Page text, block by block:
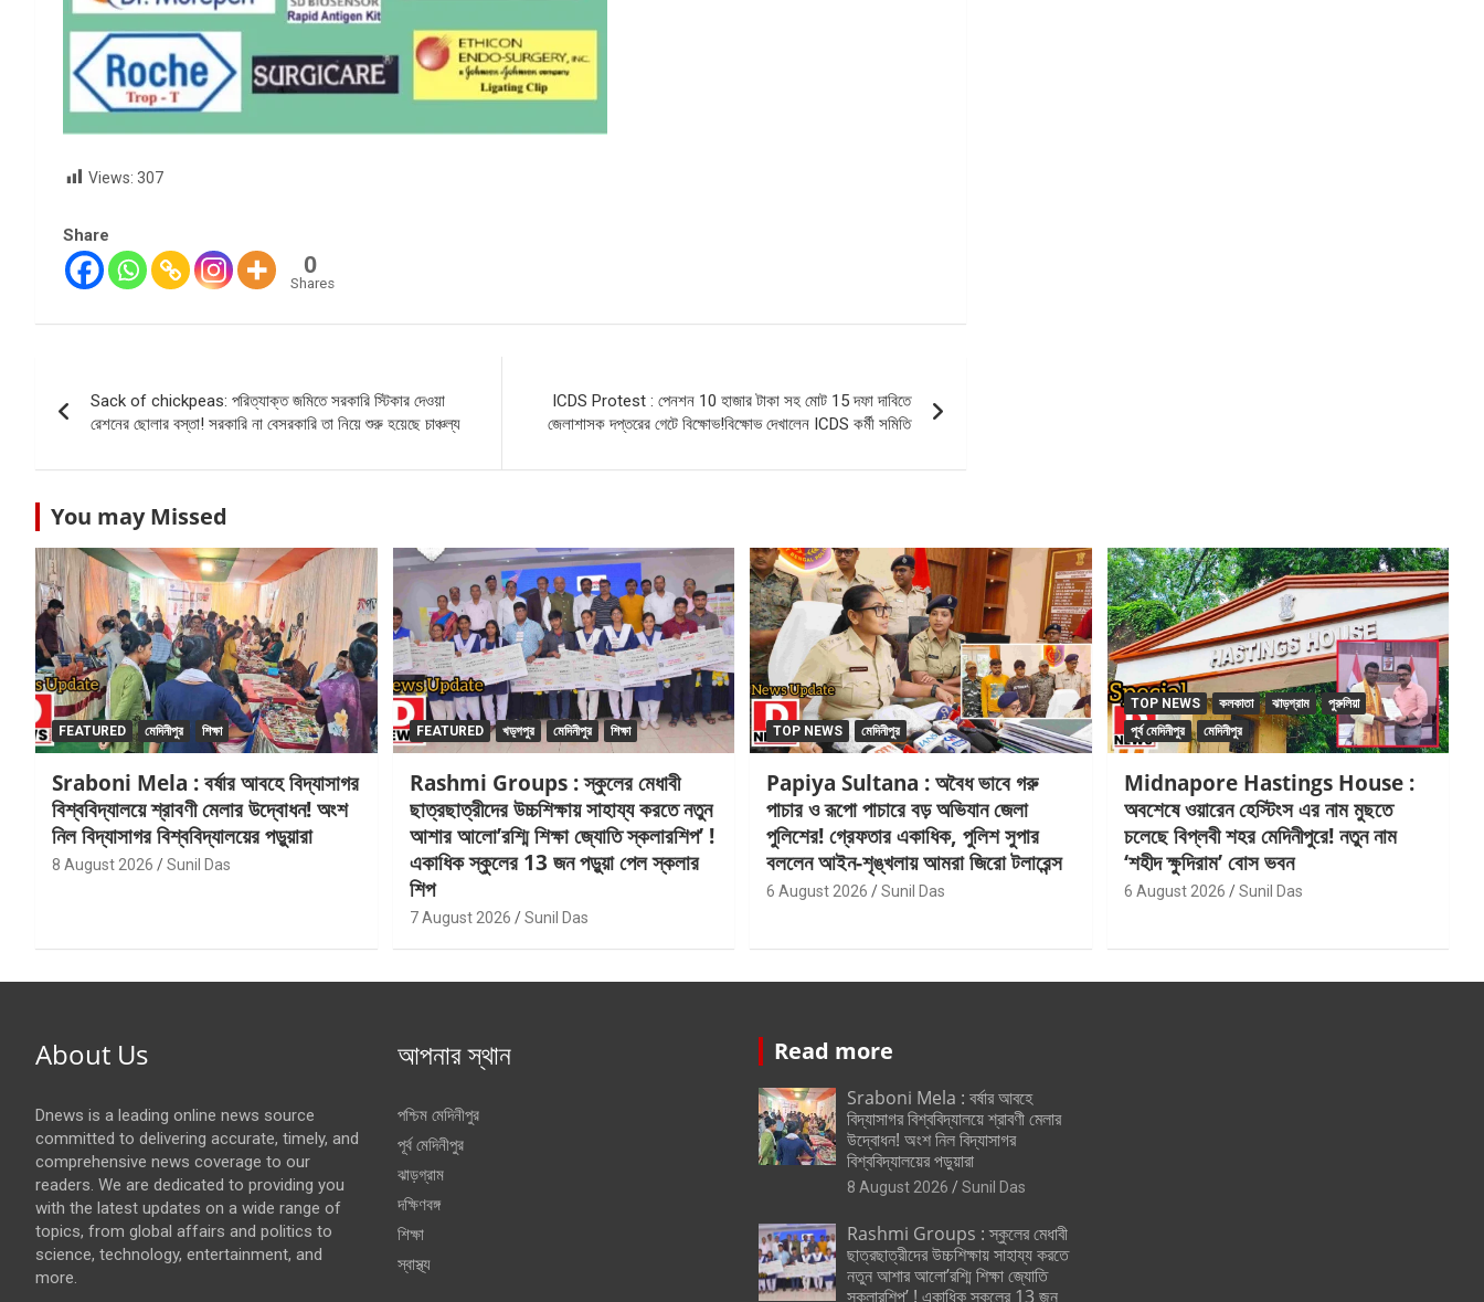
Views: 307
Share
0
Shares
navigation
Sack of chickpeas: পরিত্যাক্ত জমিতে সরকারি স্টিকার দেওয়া
রেশনের ছোলার বস্তা! সরকারি না বেসরকারি তা নিয়ে শুরু হয়েছে চাঞ্চল্য
ICDS Protest : পেনশন 10 হাজার টাকা সহ মোট 15 দফা দাবিতে
জেলাশাসক দপ্তরের গেটে বিক্ষোভ!বিক্ষোভ দেখালেন ICDS কর্মী সমিতি
You may Missed
FEATURED মেদিনীপুর শিক্ষা
Sraboni Mela : বর্ষার আবহে বিদ্যাসাগর
বিশ্ববিদ্যালয়ে শ্রাবণী মেলার উদ্বোধন! অংশ
নিল বিদ্যাসাগর বিশ্ববিদ্যালয়ের পড়ুয়ারা
8 August 2026 Sunil Das
FEATURED খড়্গপুর মেদিনীপুর শিক্ষা
Rashmi Groups : স্কুলের মেধাবী
ছাত্রছাত্রীদের উচ্চশিক্ষায় সাহায্য করতে নতুন
আশার আলো’রশ্মি শিক্ষা জ্যোতি স্কলারশিপ’ !
একাধিক স্কুলের 13 জন পড়ুয়া পেল স্কলার
শিপ
7 August 2026 Sunil Das
TOP NEWS মেদিনীপুর
Papiya Sultana : অবৈধ ভাবে গরু
পাচার ও রূপো পাচারে বড় অভিযান জেলা
পুলিশের! গ্রেফতার একাধিক, পুলিশ সুপার
বললেন আইন-শৃঙ্খলায় আমরা জিরো টলারেন্স
6 August 2026 Sunil Das
TOP NEWS কলকাতা ঝাড়গ্রাম
পুরুলিয়া
পূর্ব মেদিনীপুর
মেদিনীপুর
Midnapore Hastings House :
অবশেষে ওয়ারেন হেস্টিংস এর নাম মুছতে
চলেছে বিপ্লবী শহর মেদিনীপুরে! নতুন নাম
‘শহীদ ক্ষুদিরাম’ বোস ভবন
6 August 2026 Sunil Das
About Us
Dnews is a leading online news source
committed to delivering accurate, timely, and
comprehensive news coverage to our
readers. We are dedicated to providing you
with the latest updates on a wide range of
topics, from global affairs and politics to
science, technology, entertainment, and
more.
আপনার স্থান
পশ্চিম মেদিনীপুর
পূর্ব মেদিনীপুর
ঝাড়গ্রাম
দক্ষিণবঙ্গ
শিক্ষা
স্বাস্থ্য
Read more
Sraboni Mela : বর্ষার আবহে
বিদ্যাসাগর বিশ্ববিদ্যালয়ে শ্রাবণী মেলার
উদ্বোধন! অংশ নিল বিদ্যাসাগর
বিশ্ববিদ্যালয়ের পড়ুয়ারা
8 August 2026 Sunil Das
Rashmi Groups : স্কুলের মেধাবী
ছাত্রছাত্রীদের উচ্চশিক্ষায় সাহায্য করতে
নতুন আশার আলো’রশ্মি শিক্ষা জ্যোতি
স্কলারশিপ’ ! একাধিক স্কুলের 13 জন